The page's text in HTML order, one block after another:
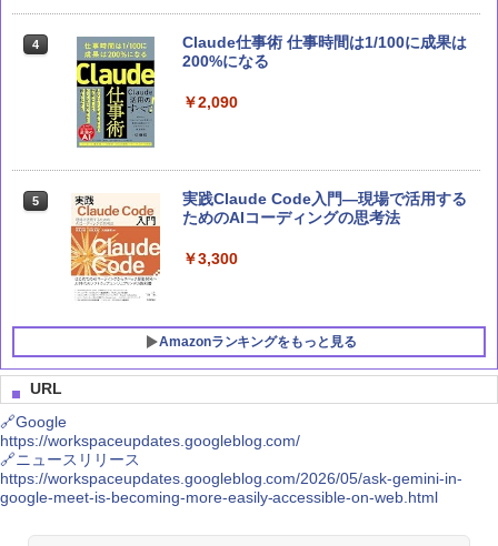
4
Claude 最強のAI自動化術 (AI仕事術シリ
ーズ)
￥2,640
5 Microsoft 365 Copilot活用大全
4
Claude仕事術 仕事時間は1/100に成果は
200%になる
￥2,090
5
実践Claude Code入門―現場で活用する
ためのAIコーディングの思考法
￥3,300
Amazonランキングをもっと見る
1
MSI GeForce RTX 5070 12G VENTUS 2
￥114,800
1
Crucial(クルーシャル) PRO (マイクロン
DR4-3200 メーカー制限付無期限保証CP
2K16G4DFRA32A【国内正規代理店品】
￥34,800
URL
🔗Google
https://workspaceupdates.googleblog.com/
🔗ニュースリリース
https://workspaceupdates.googleblog.com/2026/05/ask-gemini-in-
google-meet-is-becoming-more-easily-accessible-on-web.html